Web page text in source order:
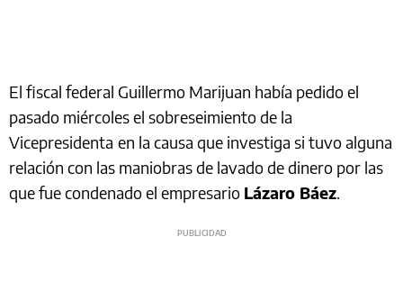
El fiscal federal Guillermo Marijuan había pedido el
pasado miércoles el sobreseimiento de la
Vicepresidenta en la causa que investiga si tuvo alguna
relación con las maniobras de lavado de dinero por las
que fue condenado el empresario Lázaro Báez.